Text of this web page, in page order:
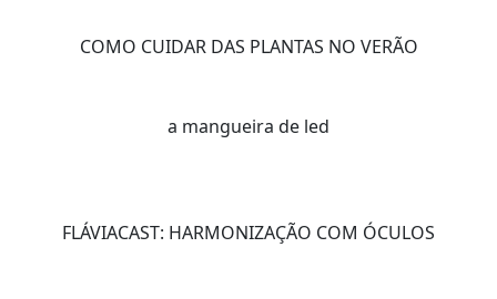
COMO CUIDAR DAS PLANTAS NO VERÃO
a mangueira de led
FLÁVIACAST: HARMONIZAÇÃO COM ÓCULOS